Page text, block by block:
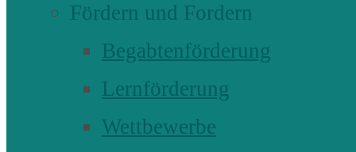
Fördern und Fordern
Begabtenförderung
Lernförderung
Wettbewerbe